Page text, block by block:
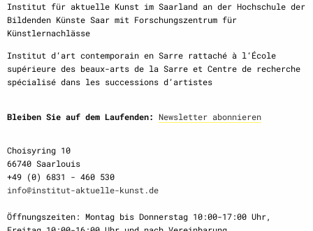
Institut für aktuelle Kunst im Saarland an der Hochschule der
Bildenden Künste Saar mit Forschungszentrum für
Künstlernachlässe
Institut d‘art contemporain en Sarre rattaché à l‘École
supérieure des beaux-arts de la Sarre et Centre de recherche
spécialisé dans les successions d‘artistes
Bleiben Sie auf dem Laufenden: Newsletter abonnieren
Choisyring 10
66740 Saarlouis
+49 (0) 6831 - 460 530
info@institut-aktuelle-kunst.de
Öffnungszeiten: Montag bis Donnerstag 10:00-17:00 Uhr,